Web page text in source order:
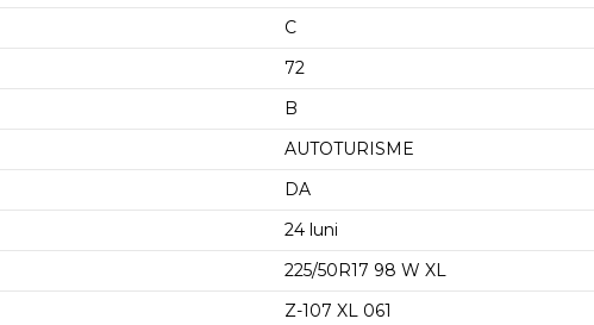
C
72
B
AUTOTURISME
DA
24 luni
225/50R17 98 W XL
Z-107 XL 061